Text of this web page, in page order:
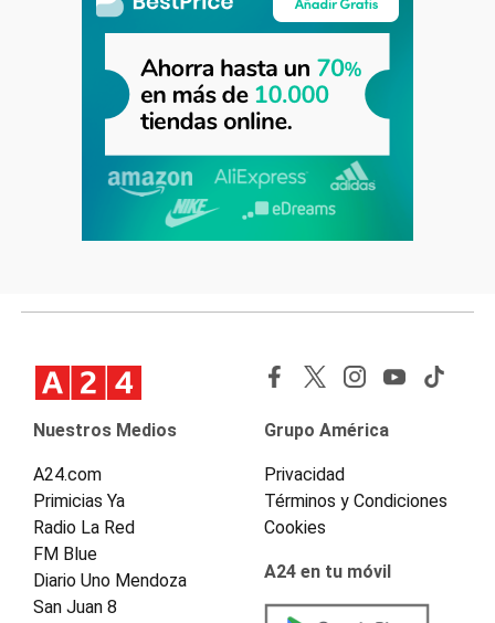
Nuestros Medios
A24.com
Primicias Ya
Radio La Red
FM Blue
Diario Uno Mendoza
San Juan 8
Grupo América
Privacidad
Términos y Condiciones
Cookies
A24 en tu móvil